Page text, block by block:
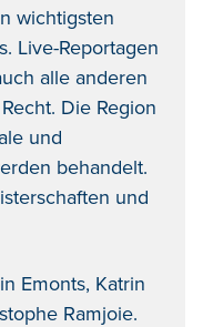
wichtigsten
Live-Reportagen
alle anderen
Die Region
und
behandelt.
und
Emonts, Katrin
Ramjoie.